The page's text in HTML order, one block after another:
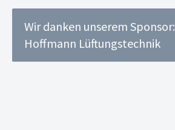
Wir danken unserem Sponsor:
Hoffmann Lüftungstechnik